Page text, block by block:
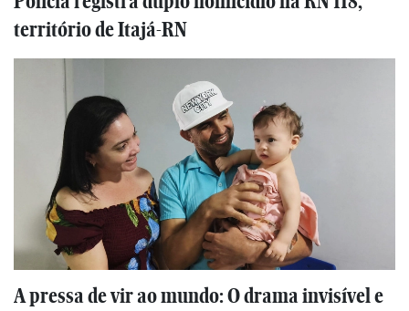
território de Itajá-RN
A pressa de vir ao mundo: O drama invisível e